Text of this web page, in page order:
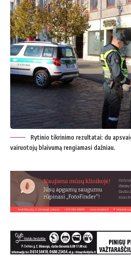
Rytinio tikrinimo rezultatai: du
vairuotojų blaivumą rengiamasi dažniau.